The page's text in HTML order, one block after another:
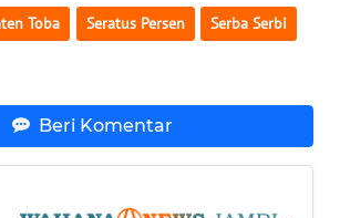
Toba Seratus Persen Serba Serbi
Beri Komentar